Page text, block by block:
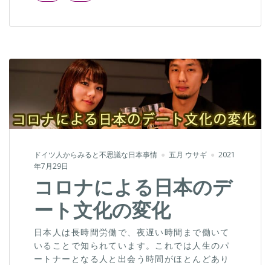
ドイツ人からみると不思議な日本事情 五月 ウサギ
2021
年7月29日
コロナによる日本のデ
ート文化の変化
日本人は長時間労働で、夜遅い時間まで働いて
いることで知られています。これでは人生のパ
ートナーとなる人と出会う時間がほとんどあり